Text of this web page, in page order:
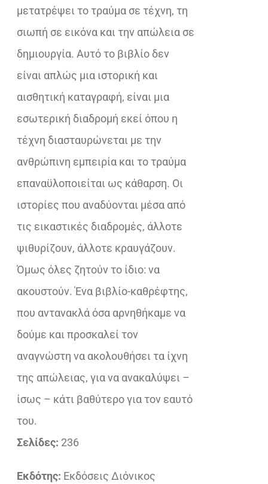
μετατρέψει το τραύμα σε τέχνη, τη
σιωπή σε εικόνα και την απώλεια σε
δημιουργία. Αυτό το βιβλίο δεν
είναι απλώς μια ιστορική και
αισθητική καταγραφή, είναι μια
εσωτερική διαδρομή εκεί όπου η
τέχνη διασταυρώνεται με την
ανθρώπινη εμπειρία και το τραύμα
επαναϋλοποιείται ως κάθαρση. Οι
ιστορίες που αναδύονται μέσα από
τις εικαστικές διαδρομές, άλλοτε
ψιθυρίζουν, άλλοτε κραυγάζουν.
Όμως όλες ζητούν το ίδιο: να
ακουστούν. Ένα βιβλίο-καθρέφτης,
που αντανακλά όσα αρνηθήκαμε να
δούμε και προσκαλεί τον
αναγνώστη να ακολουθήσει τα ίχνη
της απώλειας, για να ανακαλύψει –
ίσως – κάτι βαθύτερο για τον εαυτό
του.
Σελίδες: 236
Εκδότης: Εκδόσεις Διόνικος